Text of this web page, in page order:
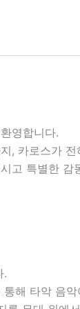
영합니다.
, 카로스가 전
고 특별한 감
.
해 타악 음악